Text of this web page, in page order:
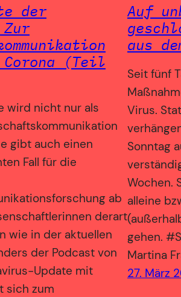
der
(Teil
wird nicht nur als
gibt auch einen
Fall für die
ab
derart
wie in der aktuellen
der Podcast von
Update mit
sich zum
Auf
aus
Seit fünf
Virus.
Sonntag
Wochen.
alleine
gehen.
Martina
27. März